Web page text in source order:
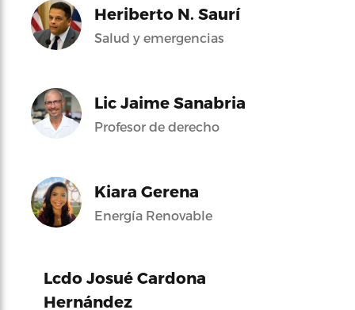
Heriberto N. Saurí
Salud y emergencias
Lic Jaime Sanabria
Profesor de derecho
Kiara Gerena
Energía Renovable
Lcdo Josué Cardona
Hernández